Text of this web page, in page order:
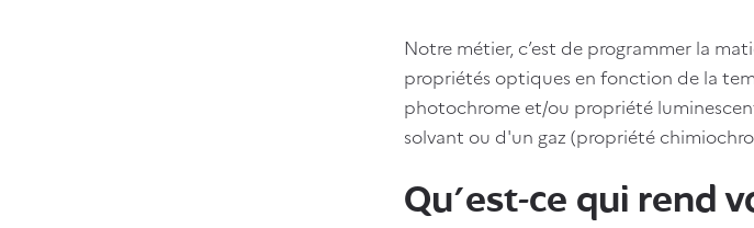
Notre métier, c’est de programmer la
propriétés optiques en fonction de la
photochrome et/ou propriété
solvant ou d'un gaz (propriété
Qu’est-ce qui rend